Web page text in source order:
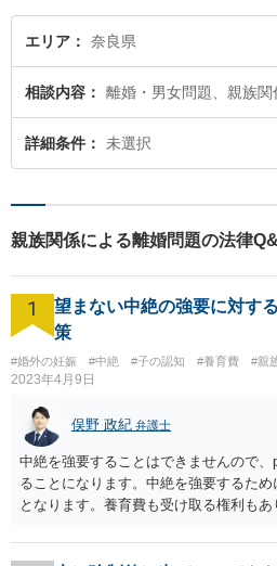
エリア 奈良県
相談内容 離婚・男女問題、親族関
詳細条件 未選択
親族関係による離婚問題の法律
1
望まない中絶の強要に対す
策
#婚外の妊娠 #中絶 #子の認知 #養育費 #親
2023年4月9日
俣野 政紀 弁護士
中絶を強要することはできませんので
ることになります。中絶を強要するた
となります。養育費も受け取る権利も
勧めします。